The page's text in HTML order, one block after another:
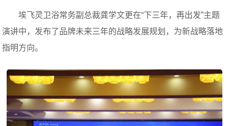
埃飞灵卫浴常务副总裁龚学文更在“下三年，再出发”主题
演讲中，发布了品牌未来三年的战略发展规划，为新战略落地
指明方向。